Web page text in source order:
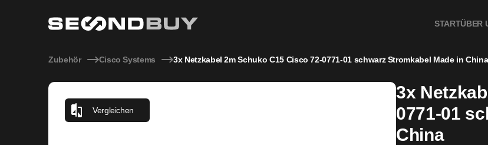
STARTÜBER
Zubehör Cisco Systems 3x Netzkabel 2m Schuko C15 Cisco 72-0771-01 schwarz Stromkabel Made in China
Vergleichen
3x
0771-01
China